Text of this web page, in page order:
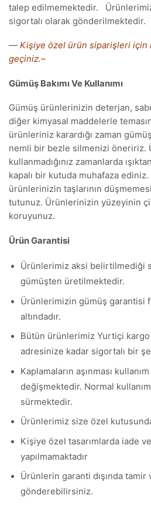
talep edilmemektedir.
sigortalı olarak gönderilmektedir.
— Kişiye özel ürün siparişleri
geçiniz.–
Gümüş Bakımı Ve Kullanımı
Gümüş ürünlerinizin deterjan,
diğer kimyasal maddelerle
ürünleriniz karardığı zaman
nemli bir bezle silmenizi öneririz.
kullanmadığınız zamanlarda
kapalı bir kutuda muhafaza ediniz.
ürünlerinizin taşlarının
tutunuz. Ürünlerinizin yüzeyinin
koruyunuz.
Ürün Garantisi
Ürünlerimiz aksi belirtilmediği
gümüşten üretilmektedir.
Ürünlerimizin gümüş garantisi
altındadır.
Bütün ürünlerimiz Yurtiçi
adresinize kadar sigortalı bir
Kaplamaların aşınması kullanım
değişmektedir. Normal
sürmektedir.
Ürünlerimiz size özel
Kişiye özel tasarımlarda iade
yapılmamaktadır
Ürünlerin garanti dışında tamir
gönderebilirsiniz.